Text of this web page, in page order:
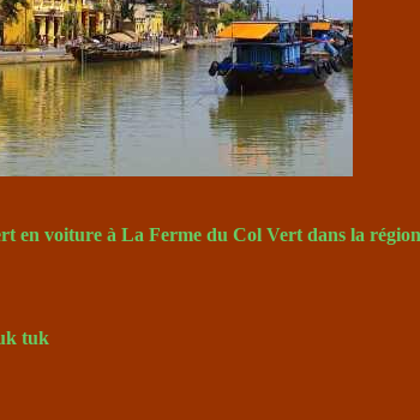
en voiture à La Ferme du Col Vert dans la
tuk